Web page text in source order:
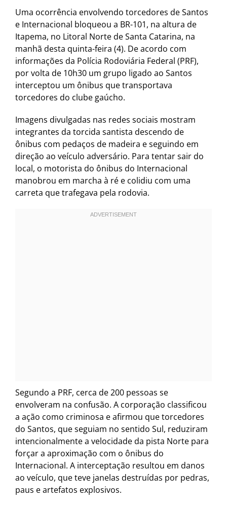
Uma ocorrência envolvendo torcedores de Santos
e Internacional bloqueou a BR-101, na altura de
Itapema, no Litoral Norte de Santa Catarina, na
manhã desta quinta-feira (4). De acordo com
informações da Polícia Rodoviária Federal (PRF),
por volta de 10h30 um grupo ligado ao Santos
interceptou um ônibus que transportava
torcedores do clube gaúcho.
Imagens divulgadas nas redes sociais mostram
integrantes da torcida santista descendo de
ônibus com pedaços de madeira e seguindo em
direção ao veículo adversário. Para tentar sair do
local, o motorista do ônibus do Internacional
manobrou em marcha à ré e colidiu com uma
carreta que trafegava pela rodovia.
Segundo a PRF, cerca de 200 pessoas se
envolveram na confusão. A corporação classificou
a ação como criminosa e afirmou que torcedores
do Santos, que seguiam no sentido Sul, reduziram
intencionalmente a velocidade da pista Norte para
forçar a aproximação com o ônibus do
Internacional. A interceptação resultou em danos
ao veículo, que teve janelas destruídas por pedras,
paus e artefatos explosivos.